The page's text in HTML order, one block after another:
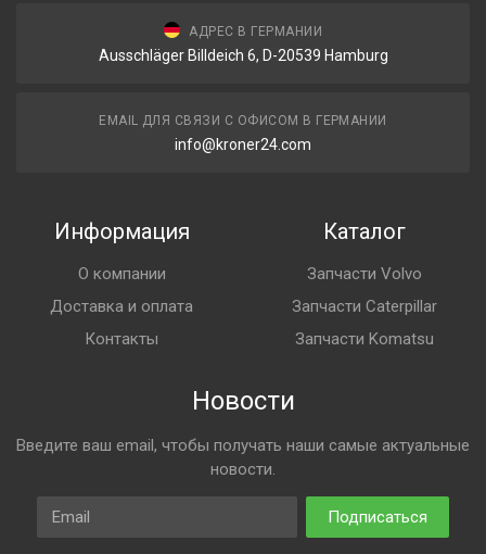
АДРЕС В ГЕРМАНИИ
Ausschläger Billdeich 6, D-20539 Hamburg
EMAIL ДЛЯ СВЯЗИ С ОФИСОМ В ГЕРМАНИИ
info@kroner24.com
Информация
О компании
Доставка и оплата
Контакты
Каталог
Запчасти Volvo
Запчасти Caterpillar
Запчасти Komatsu
Новости
Введите ваш email, чтобы получать наши самые актуальные
новости.
Email
Подписаться